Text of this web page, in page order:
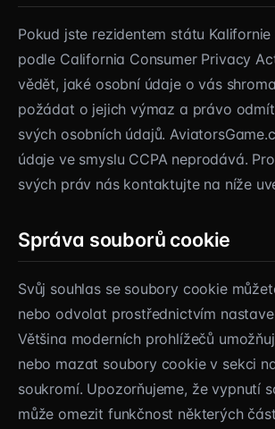
Pokud jste rezidentem státu Kalifornie
podle California Consumer Privacy
vědět, jaké osobní údaje o vás
požádat o jejich výmaz a právo
svých osobních údajů.
údaje ve smyslu CCPA neprodává.
svých práv nás kontaktujte na níže
Správa souborů cookie
Svůj souhlas se soubory cookie
nebo odvolat prostřednictvím
Většina moderních prohlížečů
nebo mazat soubory cookie v sekci
soukromí. Upozorňujeme, že vypnutí
může omezit funkčnost některých